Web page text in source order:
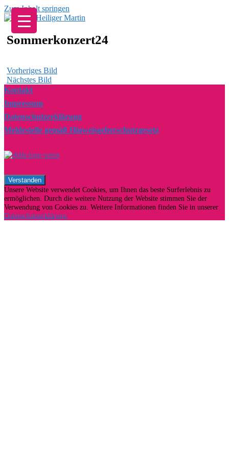
Zum Inhalt springen
Sommerkonzert24
Vorheriges Bild
Nächstes Bild
Kontakt
Impressum
Datenschutzerklärung
Meldestelle gemäß Hinweisgeberschutzgesetz
Unsere Website verwendet Cookies, um Ihnen das beste Surferlebnis zu
ermöglichen. Durch die weitere Nutzung der Website stimmen Sie der
Verwendung von Cookies zu. Weitere Informationen finden Sie in unserer
Datenschutzerklärung.